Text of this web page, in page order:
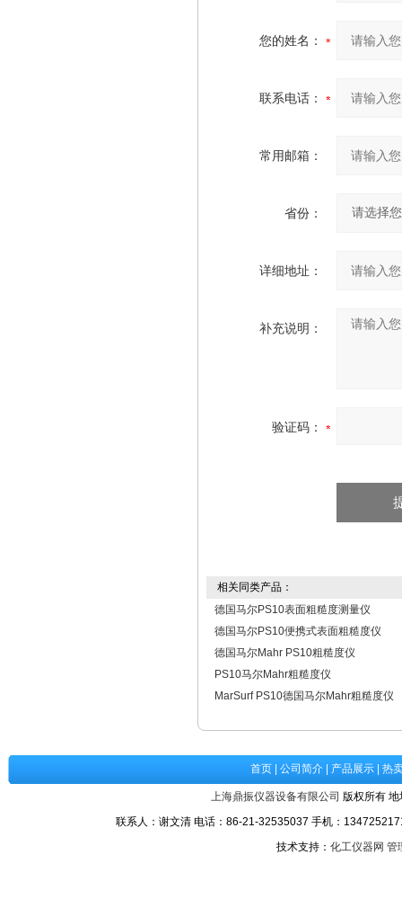
您的姓名：
联系电话：
常用邮箱：
省份：
详细地址：
补充说明：
验证码：
相关同类产品：
德国马尔PS10表面粗糙度测量仪
德国马尔PS10便携式表面粗糙度仪
德国马尔Mahr PS10粗糙度仪
PS10马尔Mahr粗糙度仪
MarSurf PS10德国马尔Mahr粗糙度仪
首页| 公司简介| 产品展示| 热
上海鼎振仪器设备有限公司 版权所有
联系人：谢文清 电话：86-21-32535037 手机：
技术支持： 化工仪器网 管